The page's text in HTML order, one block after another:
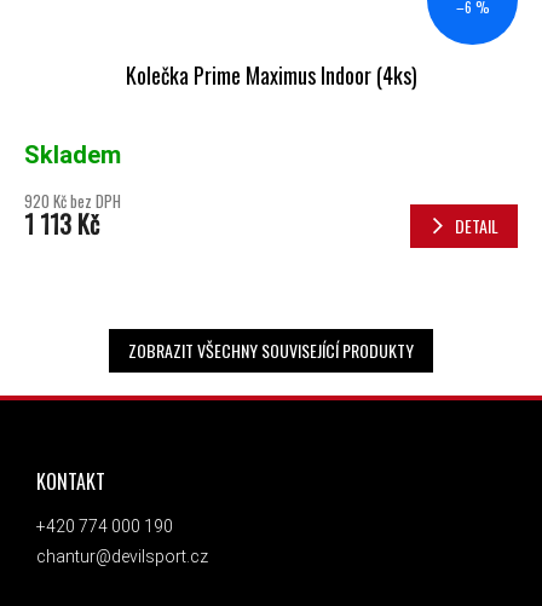
–6 %
Kolečka Prime Maximus Indoor (4ks)
Skladem
920 Kč bez DPH
1 113 Kč DETAIL
ZOBRAZIT VŠECHNY SOUVISEJÍCÍ PRODUKTY
ZÁPATÍ
KONTAKT
+420 774 000 190
chantur@devilsport.cz